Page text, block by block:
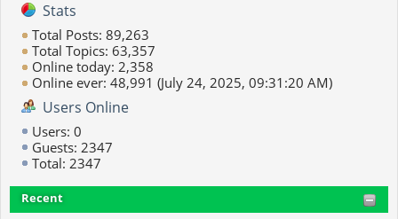
Stats
Total Posts: 89,263
Total Topics: 63,357
Online today: 2,358
Online ever: 48,991 (July 24, 2025, 09:31:20 AM)
Users Online
Users: 0
Guests: 2347
Total: 2347
Recent